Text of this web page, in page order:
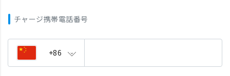
チャージ携帯電話番号
+86